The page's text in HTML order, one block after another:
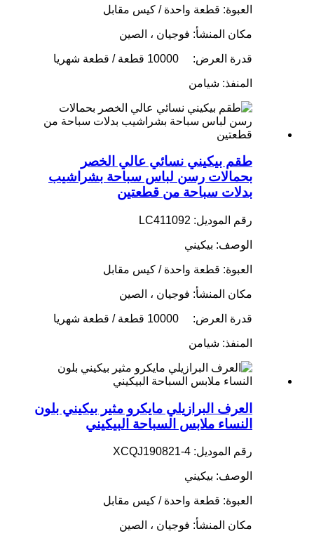
العبوة: قطعة واحدة / كيس مقابل
مكان المنشأ: فوجيان ، الصين
قدرة العرض: 10000 قطعة / قطعة شهريا
المنفذ: شيامن
طقم بيكيني نسائي عالي الخصر
بحمالات رسن لباس سباحة بشراشيب
بدلات سباحة من قطعتين
رقم الموديل: LC411092
الوصف: بيكيني
العبوة: قطعة واحدة / كيس مقابل
مكان المنشأ: فوجيان ، الصين
قدرة العرض: 10000 قطعة / قطعة شهريا
المنفذ: شيامن
العرف البرازيلي مايكرو مثير بيكيني بلون
النساء ملابس السباحة البيكيني
رقم الموديل: XCQJ190821-4
الوصف: بيكيني
العبوة: قطعة واحدة / كيس مقابل
مكان المنشأ: فوجيان ، الصين